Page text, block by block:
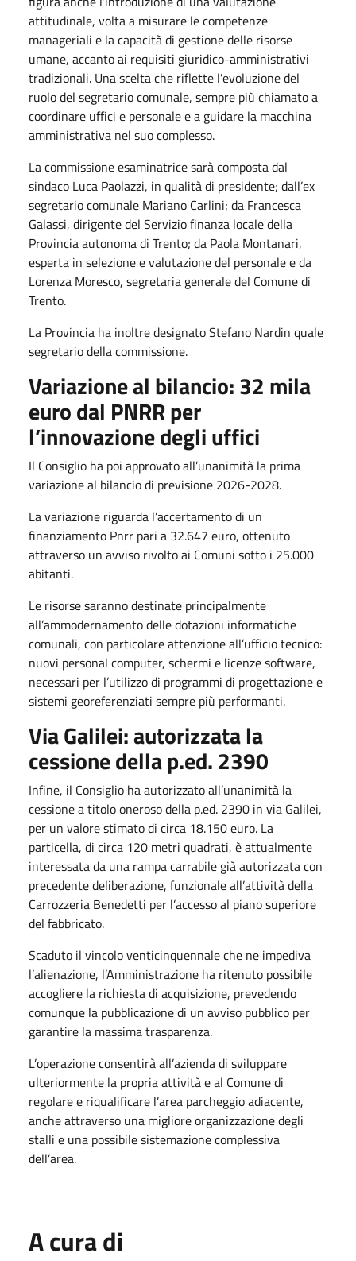
attitudinale, volta a misurare le competenze
manageriali e la capacità di gestione delle risorse
umane, accanto ai requisiti giuridico-amministrativi
tradizionali. Una scelta che riflette l’evoluzione del
ruolo del segretario comunale, sempre più chiamato a
coordinare uffici e personale e a guidare la macchina
amministrativa nel suo complesso.
La commissione esaminatrice sarà composta dal
sindaco Luca Paolazzi, in qualità di presidente; dall’ex
segretario comunale Mariano Carlini; da Francesca
Galassi, dirigente del Servizio finanza locale della
Provincia autonoma di Trento; da Paola Montanari,
esperta in selezione e valutazione del personale e da
Lorenza Moresco, segretaria generale del Comune di
Trento.
La Provincia ha inoltre designato Stefano Nardin quale
segretario della commissione.
Variazione al bilancio: 32 mila
euro dal PNRR per
l’innovazione degli uffici
Il Consiglio ha poi approvato all’unanimità la prima
variazione al bilancio di previsione 2026-2028.
La variazione riguarda l’accertamento di un
finanziamento Pnrr pari a 32.647 euro, ottenuto
attraverso un avviso rivolto ai Comuni sotto i 25.000
abitanti.
Le risorse saranno destinate principalmente
all’ammodernamento delle dotazioni informatiche
comunali, con particolare attenzione all’ufficio tecnico:
nuovi personal computer, schermi e licenze software,
necessari per l’utilizzo di programmi di progettazione e
sistemi georeferenziati sempre più performanti.
Via Galilei: autorizzata la
cessione della p.ed. 2390
Infine, il Consiglio ha autorizzato all’unanimità la
cessione a titolo oneroso della p.ed. 2390 in via Galilei,
per un valore stimato di circa 18.150 euro. La
particella, di circa 120 metri quadrati, è attualmente
interessata da una rampa carrabile già autorizzata con
precedente deliberazione, funzionale all’attività della
Carrozzeria Benedetti per l’accesso al piano superiore
del fabbricato.
Scaduto il vincolo venticinquennale che ne impediva
l’alienazione, l’Amministrazione ha ritenuto possibile
accogliere la richiesta di acquisizione, prevedendo
comunque la pubblicazione di un avviso pubblico per
garantire la massima trasparenza.
L’operazione consentirà all’azienda di sviluppare
ulteriormente la propria attività e al Comune di
regolare e riqualificare l’area parcheggio adiacente,
anche attraverso una migliore organizzazione degli
stalli e una possibile sistemazione complessiva
dell’area.
A cura di